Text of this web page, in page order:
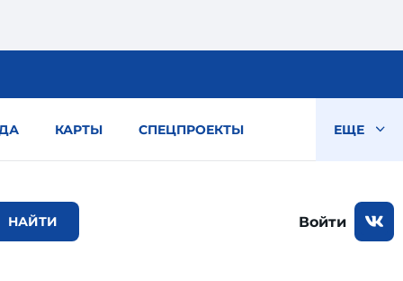
КАРТЫ СПЕЦПРОЕКТЫ ЕЩЕ
Войти